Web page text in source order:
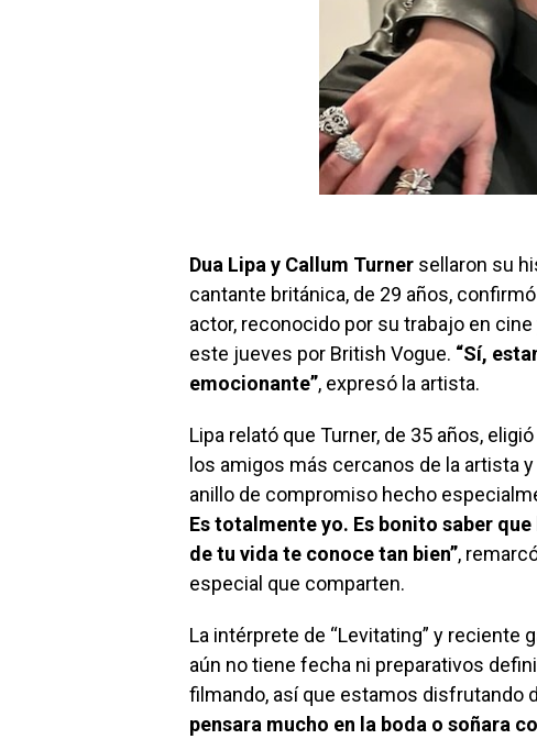
Dua Lipa y Callum Turner sellaron su
cantante británica, de 29 años,
actor, reconocido por su trabajo en
este jueves por British Vogue. “Sí,
emocionante”, expresó la artista.
Lipa relató que Turner, de 35 años,
los amigos más cercanos de la artista
anillo de compromiso hecho
Es totalmente yo. Es bonito saber
de tu vida te conoce tan bien”,
especial que comparten.
La intérprete de “Levitating” y reciente
aún no tiene fecha ni preparativos
filmando, así que estamos disfrutando
pensara mucho en la boda o soñara